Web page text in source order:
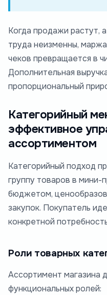
Когда продажи растут,
труда неизменны,
чеков превращается в
Дополнительная
пропорциональный
Категорийный
эффективное
ассортиментом
Категорийный подход
группу товаров в мини-
бюджетом,
закупок. Покупатель
конкретной
Роли товарных
Ассортимент магазина
функциональных ролей: